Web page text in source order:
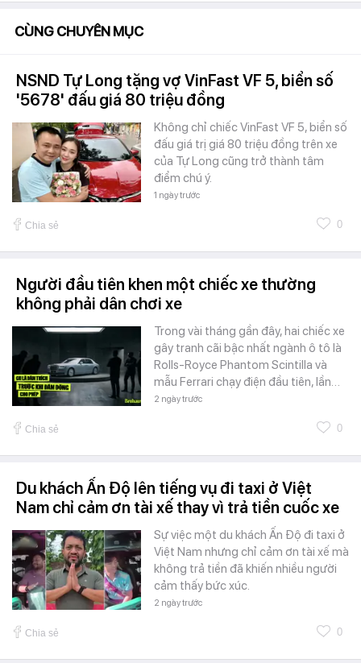
CÙNG CHUYÊN MỤC
NSND Tự Long tặng vợ VinFast VF 5, biển số
'5678' đấu giá 80 triệu đồng
Không chỉ chiếc VinFast VF 5, biển số
đấu giá trị giá 80 triệu đồng trên xe
của Tự Long cũng trở thành tâm
điểm chú ý.
1 ngày trước
Chia sẻ 0
Người đầu tiên khen một chiếc xe thường
không phải dân chơi xe
Trong vài tháng gần đây, hai chiếc xe
gây tranh cãi bậc nhất ngành ô tô là
Rolls-Royce Phantom Scintilla và
mẫu Ferrari chạy điện đầu tiên, lần…
2 ngày trước
Chia sẻ 0
Du khách Ấn Độ lên tiếng vụ đi taxi ở Việt
Nam chỉ cảm ơn tài xế thay vì trả tiền cuốc xe
Sự việc một du khách Ấn Độ đi taxi ở
Việt Nam nhưng chỉ cảm ơn tài xế mà
không trả tiền đã khiến nhiều người
cảm thấy bức xúc.
2 ngày trước
Chia sẻ 0